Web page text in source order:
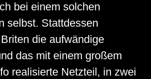
bei einem solchen
selbst. Stattdessen
die aufwändige
das mit einem großem
realisierte Netzteil, in zwei